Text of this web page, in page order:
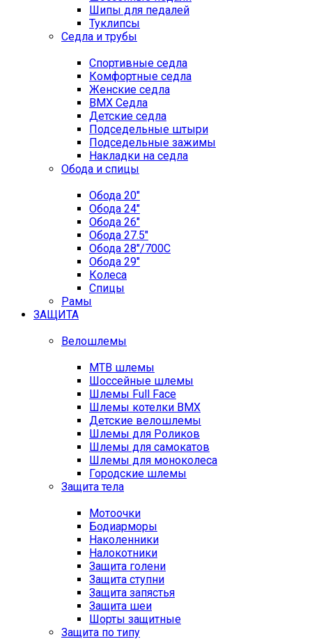
Шипы для педалей
Туклипсы
Седла и трубы
Спортивные седла
Комфортные седла
Женские седла
BMX Седла
Детские седла
Подседельные штыри
Подседельные зажимы
Накладки на седла
Обода и спицы
Обода 20"
Обода 24"
Обода 26"
Обода 27.5"
Обода 28"/700C
Обода 29"
Колеса
Спицы
Рамы
ЗАЩИТА
Велошлемы
MTB шлемы
Шоссейные шлемы
Шлемы Full Face
Шлемы котелки BMX
Детские велошлемы
Шлемы для Роликов
Шлемы для самокатов
Шлемы для моноколеса
Городские шлемы
Защита тела
Мотоочки
Бодиарморы
Наколенники
Налокотники
Защита голени
Защита ступни
Защита запястья
Защита шеи
Шорты защитные
Защита по типу